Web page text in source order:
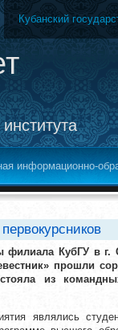
Кубанский
информационно-
филиала КубГУ в г.
прошли
из
являлись